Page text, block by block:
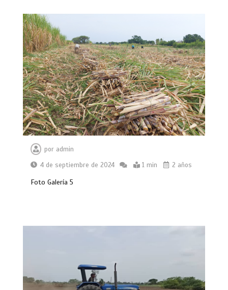
por admin
4 de septiembre de 2024
1 min 2 años
Foto Galería 5